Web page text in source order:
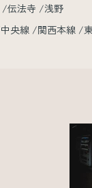
伝法寺
浅野
中央線 関西本線